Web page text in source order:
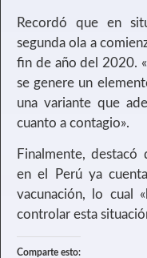
Recordó que en
segunda ola a
fin de año del 2020.
se genere un
una variante que
cuanto a contagio».
Finalmente,
en el Perú ya
vacunación, lo cual
controlar esta
Comparte esto: